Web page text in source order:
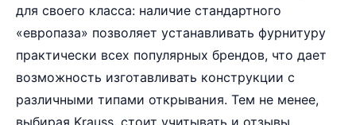
для своего класса: наличие стандартного
«европаза» позволяет устанавливать фурнитуру
практически всех популярных брендов, что дает
возможность изготавливать конструкции с
различными типами открывания. Тем не менее,
выбирая Krauss, стоит учитывать и отзывы